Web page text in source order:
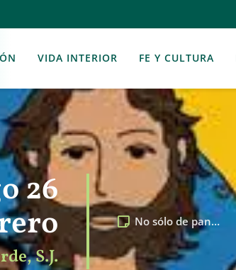
VIDA INTERIOR FE Y CULTURA
26
S.J.
No sólo de pan…